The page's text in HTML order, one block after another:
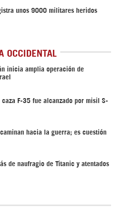
unos 9000 militares heridos
OCCIDENTAL
inicia amplia operación de
caza F-35 fue alcanzado por misil S-
hacia la guerra; es cuestión
de naufragio de Titanic y atentados